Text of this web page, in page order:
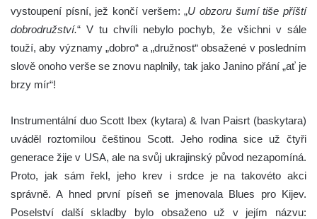
vystoupení písní, jež končí veršem: „U obzoru šumí tiše příští
dobrodružství.“ V tu chvíli nebylo pochyb, že všichni v sále
touží, aby významy „dobro“ a „družnost“ obsažené v posledním
slově onoho verše se znovu naplnily, tak jako Janino přání „ať je
brzy mír“!
Instrumentální duo Scott Ibex (kytara) & Ivan Paisrt (baskytara)
uváděl roztomilou češtinou Scott. Jeho rodina sice už čtyři
generace žije v USA, ale na svůj ukrajinský původ nezapomíná.
Proto, jak sám řekl, jeho krev i srdce je na takovéto akci
správně. A hned první píseň se jmenovala Blues pro Kijev.
Poselství další skladby bylo obsaženo už v jejím názvu: